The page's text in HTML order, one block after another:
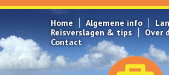
Overslaan en naar de inhoud gaan
Home
Algemene info
Reisverslagen & tips
Over
Contact